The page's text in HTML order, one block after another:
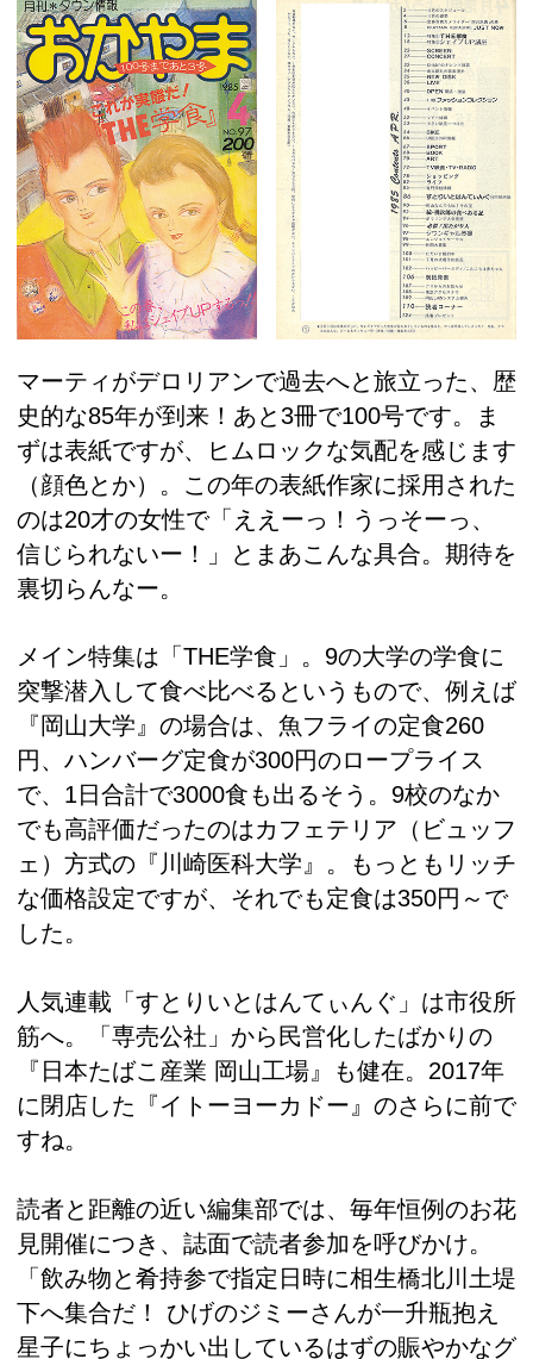
マーティがデロリアンで過去へと旅立った、歴
史的な85年が到来！あと3冊で100号です。ま
ずは表紙ですが、ヒムロックな気配を感じます
（顔色とか）。この年の表紙作家に採用された
のは20才の女性で「ええーっ！うっそーっ、
信じられないー！」とまあこんな具合。期待を
裏切らんなー。
メイン特集は「THE学食」。9の大学の学食に
突撃潜入して食べ比べるというもので、例えば
『岡山大学』の場合は、魚フライの定食260
円、ハンバーグ定食が300円のロープライス
で、1日合計で3000食も出るそう。9校のなか
でも高評価だったのはカフェテリア（ビュッフ
ェ）方式の『川崎医科大学』。もっともリッチ
な価格設定ですが、それでも定食は350円～で
した。
人気連載「すとりいとはんてぃんぐ」は市役所
筋へ。「専売公社」から民営化したばかりの
『日本たばこ産業 岡山工場』も健在。2017年
に閉店した『イトーヨーカドー』のさらに前で
すね。
読者と距離の近い編集部では、毎年恒例のお花
見開催につき、誌面で読者参加を呼びかけ。
「飲み物と肴持参で指定日時に相生橋北川土堤
下へ集合だ！ ひげのジミーさんが一升瓶抱え
星子にちょっかい出しているはずの賑やかなグ